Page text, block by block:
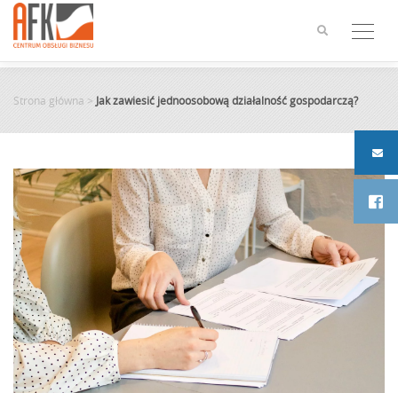
content
Strona główna > Jak zawiesić jednoosobową działalność gospodarczą?